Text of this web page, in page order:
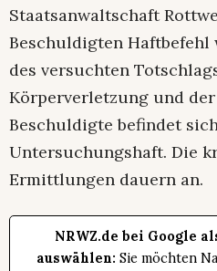
Staatsanwaltschaft
Beschuldigten Haftbefehl
des versuchten
Körperverletzung und
Beschuldigte befindet
Untersuchungshaft. Die
Ermittlungen dauern an.
NRWZ.de bei Google
auswählen: Sie möchten